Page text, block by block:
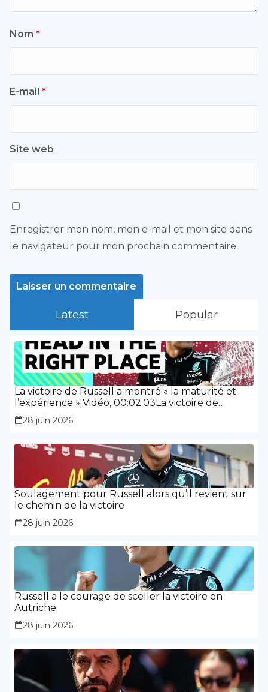
Nom *
E-mail *
Site web
Enregistrer mon nom, mon e-mail et mon site dans
le navigateur pour mon prochain commentaire.
Latest Popular
La victoire de Russell a montré « la maturité et
l’expérience » Vidéo, 00:02:03La victoire de
Russell a montré « la maturité et l’expérience »
28 juin 2026
Soulagement pour Russell alors qu’il revient sur
le chemin de la victoire
28 juin 2026
Russell a le courage de sceller la victoire en
Autriche
28 juin 2026